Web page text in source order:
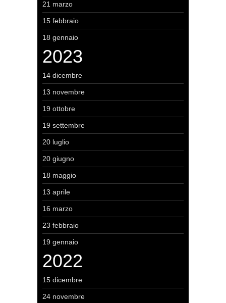
21 marzo
15 febbraio
18 gennaio
2023
14 dicembre
13 novembre
19 ottobre
19 settembre
20 luglio
20 giugno
18 maggio
13 aprile
16 marzo
23 febbraio
19 gennaio
2022
15 dicembre
24 novembre